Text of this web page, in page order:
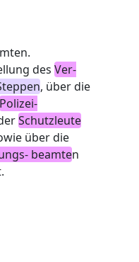
desVer-
, über die
Polizei-
Schutzleute
über die
beamten